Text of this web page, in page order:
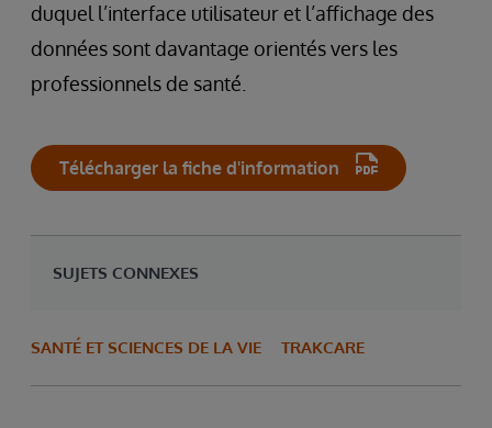
duquel l’interface utilisateur et l’affichage des
données sont davantage orientés vers les
professionnels de santé.
Télécharger la fiche d'information
SUJETS CONNEXES
SANTÉ ET SCIENCES DE LA VIE TRAKCARE